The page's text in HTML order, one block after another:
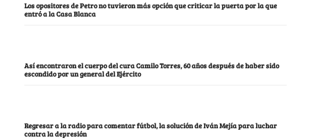
Los opositores de Petro no tuvieron más opción que criticar la puerta por la que
entró a la Casa Blanca
Así encontraron el cuerpo del cura Camilo Torres, 60 años después de haber sido
escondido por un general del Ejército
Regresar a la radio para comentar fútbol, la solución de Iván Mejía para luchar
contra la depresión